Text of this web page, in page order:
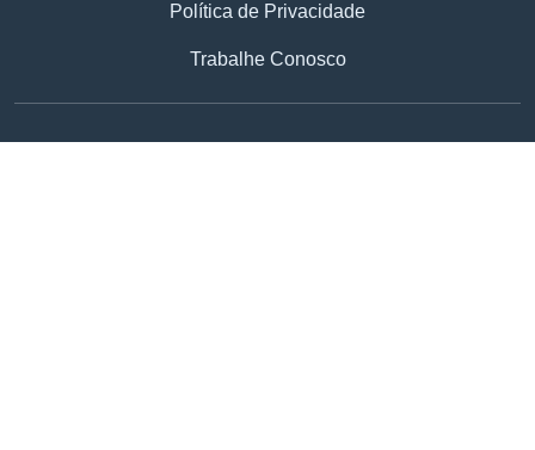
Política de Privacidade
Trabalhe Conosco